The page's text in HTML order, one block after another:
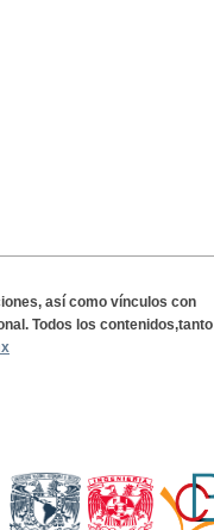
así como vínculos con
Todos los contenidos,tanto